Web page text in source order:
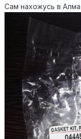
Сам нахожусь в